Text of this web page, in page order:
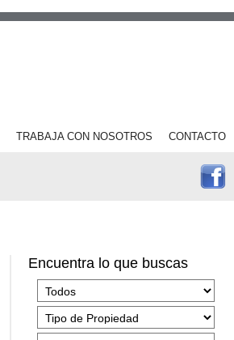
TRABAJA CON NOSOTROS CONTACTO
Encuentra lo que buscas